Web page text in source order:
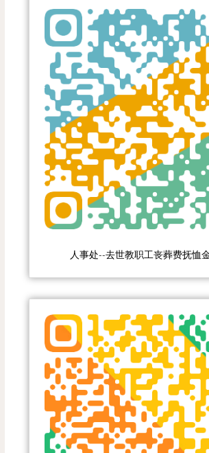
人事处--去世教职工丧葬费抚恤